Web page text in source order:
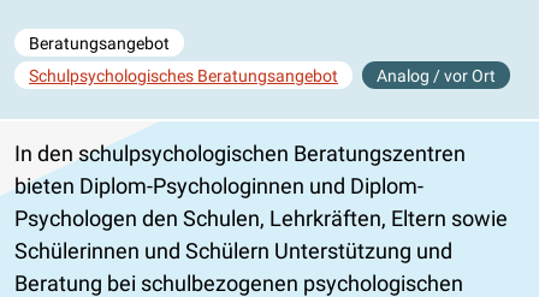
Beratungsangebot
Schulpsychologisches Beratungsangebot
Analog / vor Ort
In den schulpsychologischen Beratungszentren
bieten Diplom-Psychologinnen und Diplom-
Psychologen den Schulen, Lehrkräften, Eltern sowie
Schülerinnen und Schülern Unterstützung und
Beratung bei schulbezogenen psychologischen